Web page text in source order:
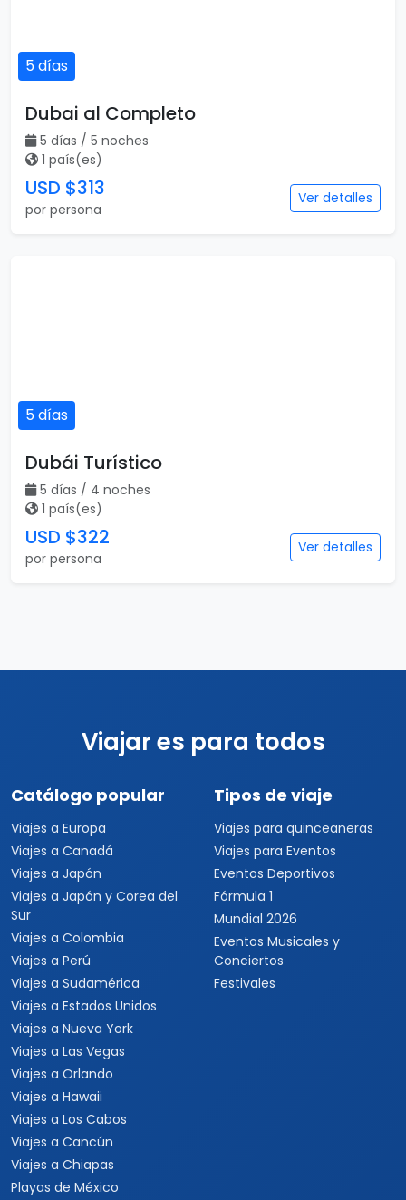
5 días
Dubai al Completo
5 días / 5 noches
1 país(es)
USD $313
por persona
Ver detalles
5 días
Dubái Turístico
5 días / 4 noches
1 país(es)
USD $322
por persona
Ver detalles
Viajar es para todos
Catálogo popular
Viajes a Europa
Viajes a Canadá
Viajes a Japón
Viajes a Japón y Corea del
Sur
Viajes a Colombia
Viajes a Perú
Viajes a Sudamérica
Viajes a Estados Unidos
Viajes a Nueva York
Viajes a Las Vegas
Viajes a Orlando
Viajes a Hawaii
Viajes a Los Cabos
Viajes a Cancún
Viajes a Chiapas
Playas de México
Tipos de viaje
Viajes para quinceaneras
Viajes para Eventos
Eventos Deportivos
Fórmula 1
Mundial 2026
Eventos Musicales y
Conciertos
Festivales